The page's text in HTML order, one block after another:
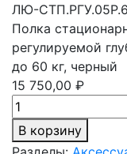
ЛЮ-
Полка
регулируемой
до 60 кг, черный
15 750,00 ₽
В корзину